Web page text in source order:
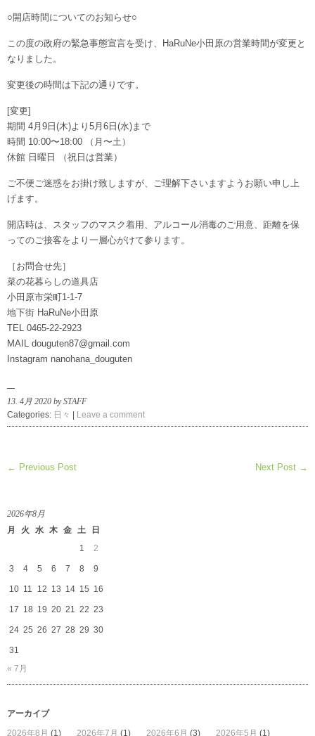
○開店時間についてのお知らせ○
この度の政府の緊急事態宣言を受け、HaRuNe小田原の営業時間が変更と
なりました。
変更後の時間は下記の通りです。
[変更]
期間 4月9日(木)より5月6日(水)まで
時間 10:00〜18:00 （月〜土）
休館 日曜日 （祝日は営業）
ご不便ご迷惑をお掛け致しますが、ご理解下さいますようお願い申し上
げます。
開店時は、スタッフのマスク着用、アルコール消毒のご用意、距離を保
ってのご接客をより一層心がけて参ります。
［お問合せ先］
菜の花暮らしの道具店
小田原市栄町1-1-7
地下街 HaRuNe小田原
TEL 0465-22-2923
MAIL douguten87@gmail.com
Instagram nanohana_douguten
13. 4月 2020 by STAFF
Categories: 日々 Leave a comment
← Previous Post Next Post →
2026年8月
月
火 水 木 金 土
日
1
2
3 4 5 6 7 8 9
10 11 12 13 14 15 16
17 18 19 20 21 22 23
24 25 26 27 28 29 30
31
« 7月
アーカイブ
2026年8月 (1) 2026年7月 (1) 2026年6月 (3) 2026年5月 (1)